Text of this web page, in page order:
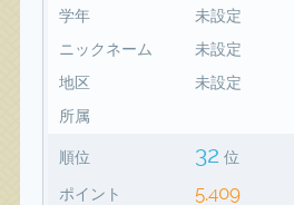
学年
未設定
ニックネーム
未設定
地区
未設定
所属
順位 32 位
ポイント 5,409